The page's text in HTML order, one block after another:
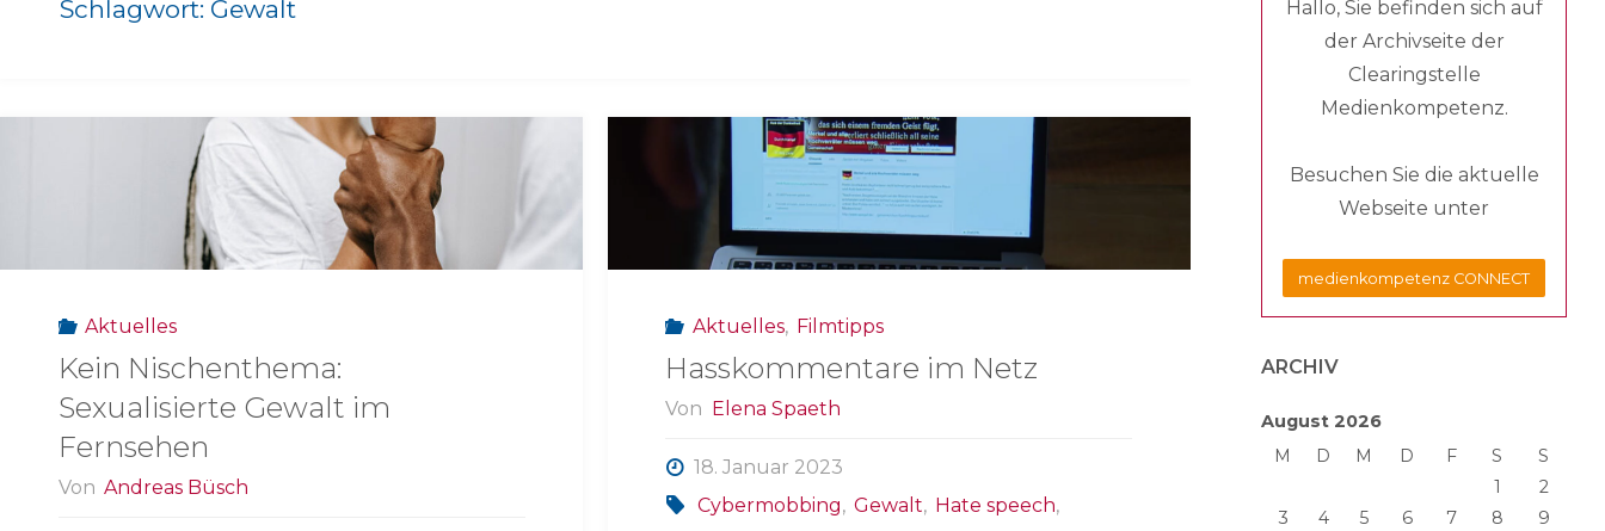
Schlagwort: Gewalt
Aktuelles
Kein Nischenthema:
Sexualisierte Gewalt im
Fernsehen
Von Andreas Büsch
Aktuelles, Filmtipps
Hasskommentare im Netz
Von Elena Spaeth
18. Januar 2023
Cybermobbing, Gewalt, Hate speech,
Hallo, Sie befinden sich auf
der Archivseite der
Clearingstelle
Medienkompetenz.
Besuchen Sie die aktuelle
Webseite unter
medienkompetenz CONNECT
ARCHIV
August 2026
M
D M D F S
S
1
2
3
4 5 6 7 8
9